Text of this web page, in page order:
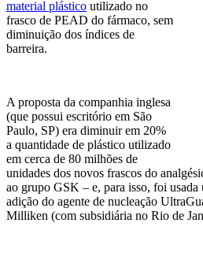
material plástico utilizado no
frasco de PEAD do fármaco, sem
diminuição dos índices de
barreira.
A proposta da companhia inglesa
(que possui escritório em São
Paulo, SP) era diminuir em 20%
a quantidade de plástico utilizado
em cerca de 80 milhões de
unidades dos novos frascos do
ao grupo GSK – e, para isso, foi usada
adição do agente de nucleação
Milliken (com subsidiária no Rio de